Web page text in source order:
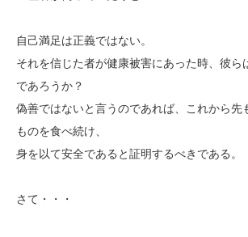
自己満足は正義ではない。
それを信じた者が健康被害にあった時、彼ら
であろうか？
偽善ではないと言うのであれば、これから先
ものを食べ続け、
身を以て安全であると証明するべきである。
さて・・・